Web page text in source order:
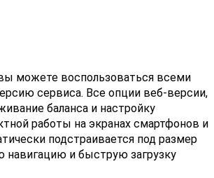
можете воспользоваться всеми
сервиса. Все опции веб-версии,
баланса и настройку
работы на экранах смартфонов и
подстраивается под размер
навигацию и быструю загрузку